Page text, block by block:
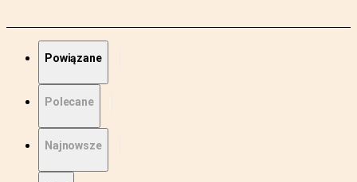
Powiązane
Polecane
Najnowsze